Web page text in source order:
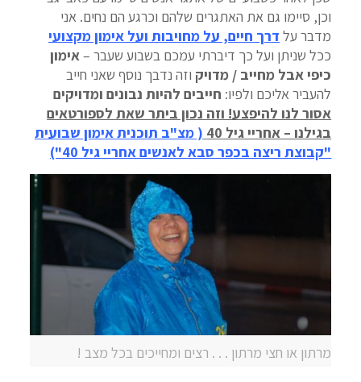
וכן, סיימו גם את האתגרים שלהם וכרגע הם נחים. אני
מדבר על דרך חיים, על מחויבות ועל אימון מקצועי
ככל שניתן ועל כך דיברתי עמכם בשבוע שעבר –אימון
כיפי אבל מחייב / מדויק וזה נדבך נוסף שאני חייב
להעביר אליכם ולפיו: חייבים להיות נבונים ומדויקים
אסור לנו להיפצע! וזה נכון ביתר שאת לספורטאים
בגילנו – אחריי גיל 40
( מצ"ב תוכנית אימון שבועית
"קבוצת ריצה בכפר סבא לאנשים אחריי גיל 40")
מרתון או חצי מרתון . . . רצים ומחייכים בכל מצב !